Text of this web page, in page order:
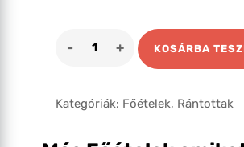
KOSÁRBA
Kategóriák: Főételek, Rántottak